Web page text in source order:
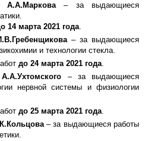
А.А.Маркова– за выдающиеся
14 марта 2021 года.
– за выдающиеся
и технологии стекла.
до 24 марта 2021 года.
– за выдающиеся
нервной системы и физиологии
до 25 марта 2021 года.
– за выдающиеся работы